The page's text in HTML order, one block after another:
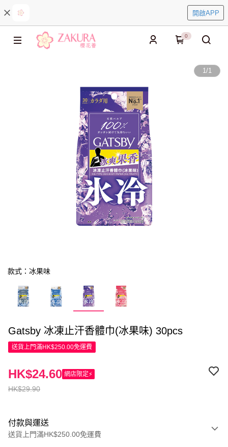
開啟APP
0
1/1
款式：冰果味
Gatsby 冰凍止汗香體巾(冰果味) 30pcs
送貨上門滿HK$250.00免運費
HK$29.90
HK$24.60 網店限定⚡
付款與運送
送貨上門滿HK$250.00免運費